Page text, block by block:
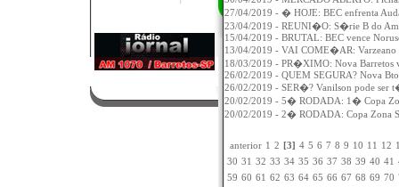
27/04/2019 - � HOJE: BEC enfrenta
23/04/2019 - REUNI�O: S�rie B do
15/04/2019 - BRUTAL: BEC vence
13/04/2019 - VAI COME�AR: Varzeano
18/03/2019 - PR�XIMO: Nova Barretos
26/02/2019 - QUEM SEGURA? Nova
26/02/2019 - SER�? Vanilson pode ser
20/02/2019 - 5� RODADA: 1� Copa
20/02/2019 - 2� RODADA: Copa Zona
anterior 1 2 [3] 4 5 6 7 8 9 10 11 12
30 31 32 33 34 35 36 37 38 39 40 41
59 60 61 62 63 64 65 66 67 68 69 70